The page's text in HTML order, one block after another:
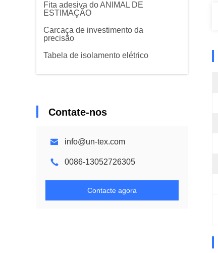
Fita adesiva do ANIMAL DE
ESTIMAÇÃO
Carcaça de investimento da
precisão
Tabela de isolamento elétrico
Contate-nos
info@un-tex.com
0086-13052726305
Contacte agora